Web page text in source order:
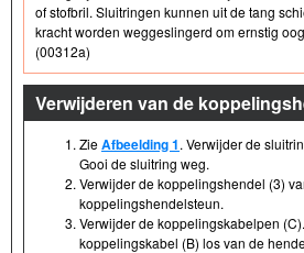
of stofbril. Sluitringen kunnen uit de tang
kracht worden weggeslingerd om ernstig
(00312a)
Verwijderen van de
ZieAfbeelding 1. Verwijder de
Gooi de sluitring weg.
Verwijder de koppelingshendel (3)
koppelingshendelsteun.
Verwijder de koppelingskabelpen
koppelingskabel (B) los van de